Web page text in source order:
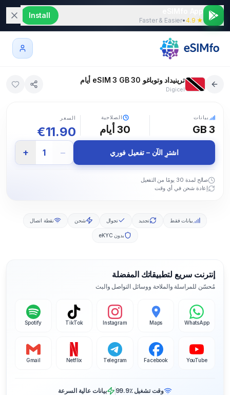
★ 4.9
•
Faster & Easier
Install
ترينيداد وتوباغو eSIM 3 GB 30 أيام
Digicel
بيانات
3 GB
الصلاحية
30 أيام
السعر
€11.90
اشترِ الآن – تفعيل فوري −
1
+
صالح لمدة 30 يومًا من التفعيل
إعادة شحن في أي وقت
بيانات فقط تجديد تجوال شحن نقطة اتصال
بدون eKYC
إنترنت سريع لتطبيقاتك المفضلة
مُحسّن للمراسلة والملاحة ووسائل التواصل والبث
WhatsApp
Maps
Instagram
TikTok
Spotify
YouTube
Facebook
Telegram
Netflix
Gmail
وقت تشغيل ‎99.9٪ بيانات عالية السرعة